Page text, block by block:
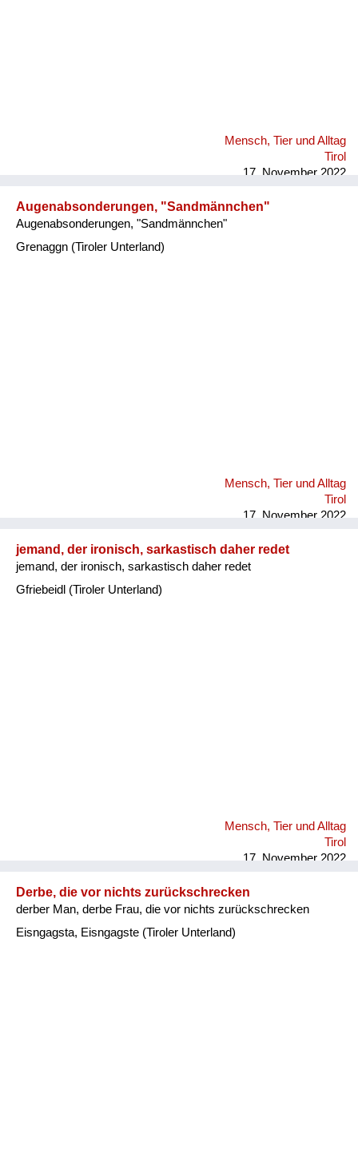
Mensch, Tier und Alltag
Tirol
17. November 2022
Augenabsonderungen, "Sandmännchen"
Augenabsonderungen, "Sandmännchen"
Grenaggn (Tiroler Unterland)
Mensch, Tier und Alltag
Tirol
17. November 2022
jemand, der ironisch, sarkastisch daher redet
jemand, der ironisch, sarkastisch daher redet
Gfriebeidl (Tiroler Unterland)
Mensch, Tier und Alltag
Tirol
17. November 2022
Derbe, die vor nichts zurückschrecken
derber Man, derbe Frau, die vor nichts zurückschrecken
Eisngagsta, Eisngagste (Tiroler Unterland)